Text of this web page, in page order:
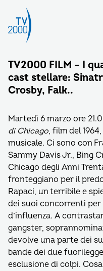
TV2000 FILM – I
cast stellare:
Crosby, Falk..
Martedì 6 marzo ore
di Chicago, film del
musicale. Ci sono con
Sammy Davis Jr., Bing
Chicago degli Anni
fronteggiano per il
Rapaci, un terribile e
dei suoi concorrenti
d’influenza. A
gangster,
devolve una parte dei
bande dei due
esclusione di colpi.